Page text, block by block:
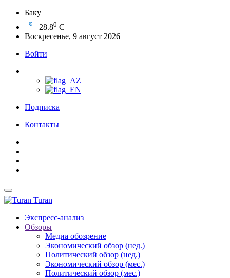
Баку
28.80 C
Воскресенье, 9 август 2026
Войти
Подписка
Контакты
Turan
Экспресс-анализ
Обзоры
Медиа обозрение
Экономический обзор (нед.)
Политический обзор (нед.)
Экономический обзор (мес.)
Политический обзор (мес.)